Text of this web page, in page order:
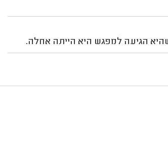
הגיעה למפגש היא הייתה אחלה.